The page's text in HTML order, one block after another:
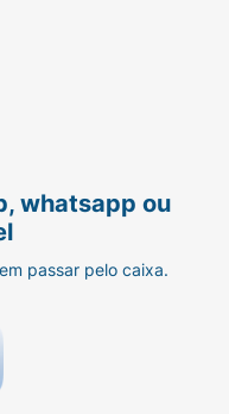
whatsapp ou
passar pelo caixa.